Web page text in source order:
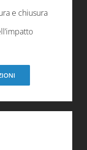
e chiusura